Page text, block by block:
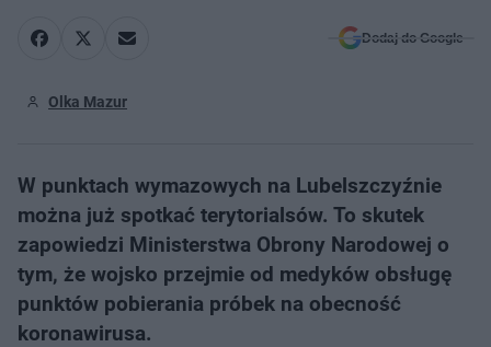
Dodaj do Google
Olka Mazur
W punktach wymazowych na Lubelszczyźnie
można już spotkać terytorialsów. To skutek
zapowiedzi Ministerstwa Obrony Narodowej o
tym, że wojsko przejmie od medyków obsługę
punktów pobierania próbek na obecność
koronawirusa.